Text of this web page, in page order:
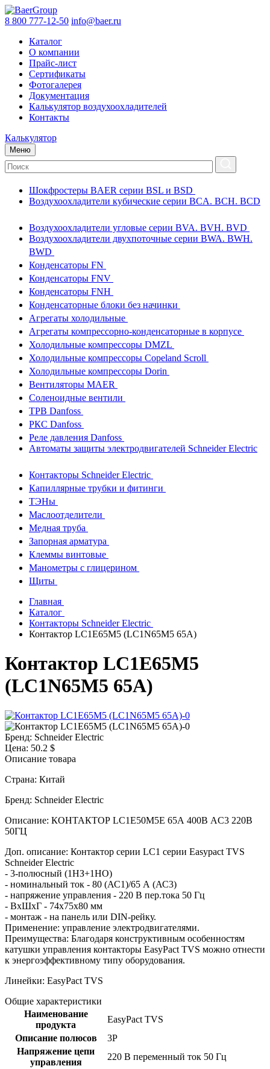
8 800 777-12-50 info@baer.ru
Каталог
О компании
Прайс-лист
Сертификаты
Фотогалерея
Документация
Калькулятор воздухоохладителей
Контакты
Калькулятор
Меню
Шокфростеры BAER серии BSL и BSD
Воздухоохладители кубические серии BCA. BCH. BCD
Воздухоохладители угловые серии BVA. BVH. BVD
Воздухоохладители двухпоточные серии BWA. BWH.
BWD
Конденсаторы FN
Конденсаторы FNV
Конденсаторы FNH
Конденсаторные блоки без начинки
Агрегаты холодильные
Агрегаты компрессорно-конденсаторные в корпусе
Холодильные компрессоры DMZL
Холодильные компрессоры Copeland Scroll
Холодильные компрессоры Dorin
Вентиляторы MAER
Соленоидные вентили
ТРВ Danfoss
РКС Danfoss
Реле давления Danfoss
Автоматы защиты электродвигателей Schneider Electric
Контакторы Schneider Electric
Капиллярные трубки и фитинги
ТЭНы
Маслоотделители
Медная труба
Запорная арматура
Клеммы винтовые
Манометры с глицерином
Щиты
Главная
Каталог
Контакторы Schneider Electric
Контактор LC1E65M5 (LC1N65M5 65А)
Контактор LC1E65M5
(LC1N65M5 65А)
Бренд: Schneider Electric
Цена: 50.2 $
Описание товара
Страна: Китай
Бренд: Schneider Electric
Описание: КОНТАКТОР LC1E50M5E 65А 400В AC3 220В
50ГЦ
Доп. описание: Контактор серии LC1 серии Easypact TVS
Schneider Electric
- 3-полюсный (1НЗ+1НО)
- номинальный ток - 80 (АС1)/65 А (АС3)
- напряжение управления - 220 В пер.тока 50 Гц
- ВхШхГ - 74х75х80 мм
- монтаж - на панель или DIN-рейку.
Применение: управление электродвигателями.
Преимущества: Благодаря конструктивным особенностям
катушки управления контакторы EasyPact TVS можно отнести
к энергоэффективному типу оборудования.
Линейки: EasyPact TVS
Общие характеристики
Наименование
продукта
EasyPact TVS
Описание полюсов
3P
Напряжение цепи
управления
220 В переменный ток 50 Гц